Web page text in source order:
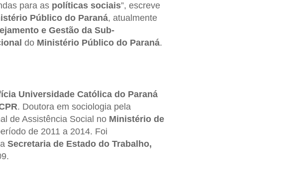
para as políticas sociais”, escreve
Público do Paraná, atualmente
e Gestão da Sub-
do Ministério Público do Paraná.
Universidade Católica do Paraná
. Doutora em sociologia pela
de Assistência Social no Ministério de
de 2011 a 2014. Foi
Secretaria de Estado do Trabalho,